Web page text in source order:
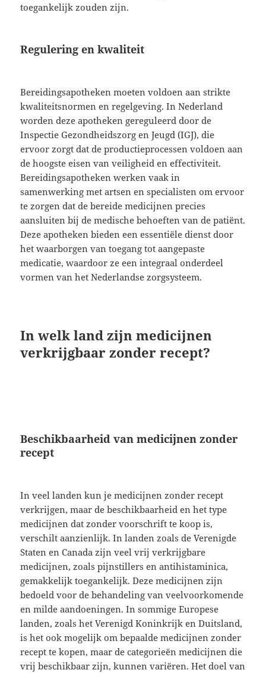
toegankelijk zouden zijn.
Regulering en kwaliteit
Bereidingsapotheken moeten voldoen aan strikte
kwaliteitsnormen en regelgeving. In Nederland
worden deze apotheken gereguleerd door de
Inspectie Gezondheidszorg en Jeugd (IGJ), die
ervoor zorgt dat de productieprocessen voldoen aan
de hoogste eisen van veiligheid en effectiviteit.
Bereidingsapotheken werken vaak in
samenwerking met artsen en specialisten om ervoor
te zorgen dat de bereide medicijnen precies
aansluiten bij de medische behoeften van de patiënt.
Deze apotheken bieden een essentiële dienst door
het waarborgen van toegang tot aangepaste
medicatie, waardoor ze een integraal onderdeel
vormen van het Nederlandse zorgsysteem.
In welk land zijn medicijnen
verkrijgbaar zonder recept?
Beschikbaarheid van medicijnen zonder
recept
In veel landen kun je medicijnen zonder recept
verkrijgen, maar de beschikbaarheid en het type
medicijnen dat zonder voorschrift te koop is,
verschilt aanzienlijk. In landen zoals de Verenigde
Staten en Canada zijn veel vrij verkrijgbare
medicijnen, zoals pijnstillers en antihistaminica,
gemakkelijk toegankelijk. Deze medicijnen zijn
bedoeld voor de behandeling van veelvoorkomende
en milde aandoeningen. In sommige Europese
landen, zoals het Verenigd Koninkrijk en Duitsland,
is het ook mogelijk om bepaalde medicijnen zonder
recept te kopen, maar de categorieën medicijnen die
vrij beschikbaar zijn, kunnen variëren. Het doel van